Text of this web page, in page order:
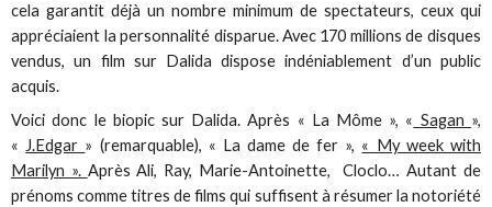
cela garantit déjà un nombre minimum de spectateurs, ceux qui
appréciaient la personnalité disparue. Avec 170 millions de disques
vendus, un film sur Dalida dispose indéniablement d’un public
acquis.
Voici donc le biopic sur Dalida. Après « La Môme », « Sagan »,
« J.Edgar » (remarquable), « La dame de fer », « My week with
Marilyn ». Après Ali, Ray, Marie-Antoinette, Cloclo… Autant de
prénoms comme titres de films qui suffisent à résumer la notoriété